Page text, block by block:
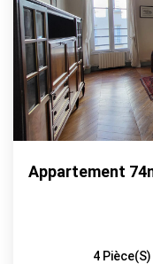
Appartement
4 Pièce(s)